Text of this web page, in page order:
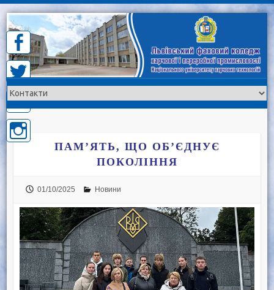
Skip
content
ПАМ’ЯТЬ, ЩО ОБ’ЄДНУЄ
ПОКОЛІННЯ
01/10/2025 Новини